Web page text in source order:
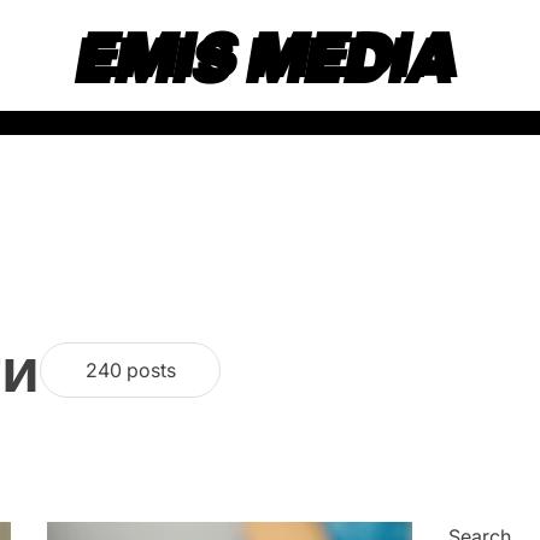
EMIS MEDIA
240 posts